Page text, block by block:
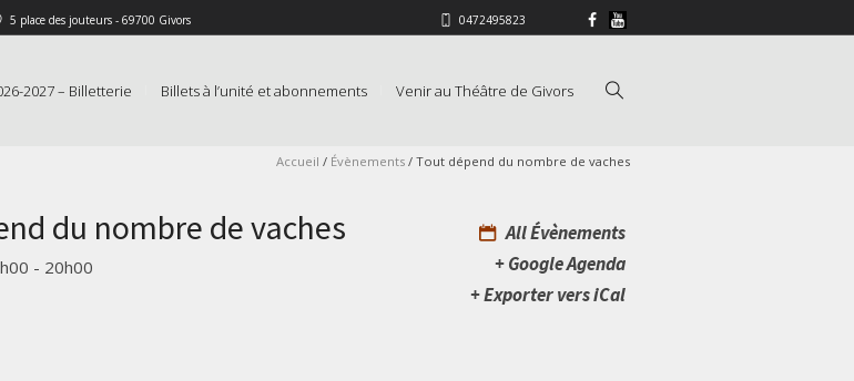
5 place des jouteurs - 69700 Givors 0472495823
2027 – Billetterie Billets à l’unité et abonnements Venir au Théâtre de Givors
Accueil / Évènements / Tout dépend du nombre de vaches
du nombre de vaches
- 20h00
All Évènements
+ Google Agenda
+ Exporter vers iCal